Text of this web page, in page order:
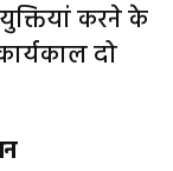
करने के
दो